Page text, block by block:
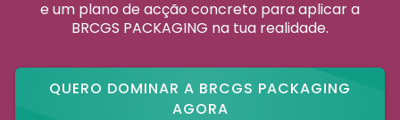
e um plano de acção concreto para aplicar a
BRCGS PACKAGING na tua realidade.
QUERO DOMINAR A BRCGS PACKAGING
AGORA